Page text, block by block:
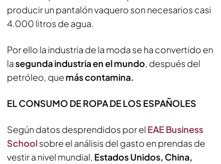
producir un pantalón vaquero son necesarios casi
4.000 litros de agua.
Por ello la industria de la moda se ha convertido en
lasegunda industria en el mundo, después del
petróleo, que más contamina.
EL CONSUMO DE ROPA DE LOS ESPAÑOLES
Según datos desprendidos por el EAE Business
Schoolsobre el análisis del gasto en prendas de
vestir a nivel mundial, Estados Unidos, China,